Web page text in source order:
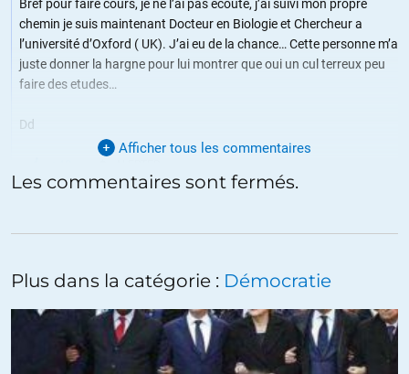
Bref pour faire cours, je ne l’ai pas écouté, j’ai suivi mon propre
chemin je suis maintenant Docteur en Biologie et Chercheur a
l’université d’Oxford ( UK). J’ai eu de la chance… Cette personne m’a
juste donner la hargne pour lui montrer que oui un cul terreux peu
faire des etudes…
Dd
pas de réussite aux études. Il fallait faire un travail manuel, pas
universitaire. J’ai eu la chance, après avoir suivi des cours de
langues à l’étranger, et par hasard, de rencontrer le monde
professionnel à l’américaine, des collègues qui m’ont stimulé, de
Afficher tous les commentaires
Les commentaires sont fermés.
Plus dans la catégorie : Démocratie